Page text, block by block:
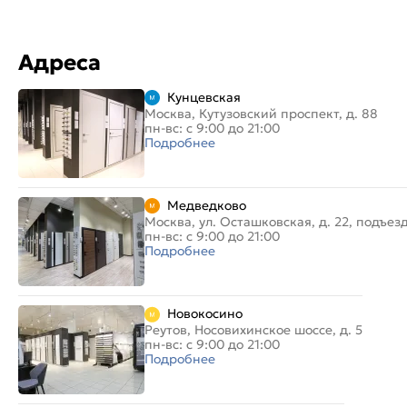
Адреса
Кунцевская
Москва, Кутузовский проспект, д. 88
пн-вс: с 9:00 до 21:00
Подробнее
Медведково
Москва, ул. Осташковская, д. 22,
пн-вс: с 9:00 до 21:00
Подробнее
Новокосино
Реутов, Носовихинское шоссе, д. 5
пн-вс: с 9:00 до 21:00
Подробнее